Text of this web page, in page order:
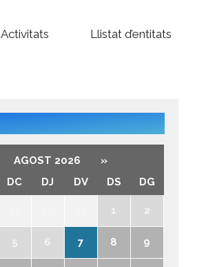
Activitats Llistat d’entitats
AGOST 2026
»
DC DJ DV DS DG
1 2
5 6 7 8 9